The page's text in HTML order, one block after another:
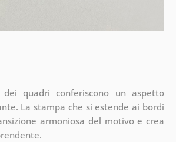
quadri conferiscono un aspetto
La stampa che si estende ai bordi
armoniosa del motivo e crea